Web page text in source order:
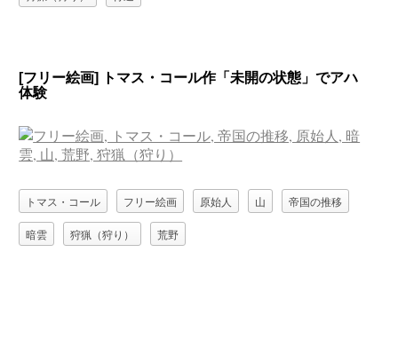
[フリー絵画] トマス・コール作「未開の状態」でアハ
体験
トマス・コール フリー絵画 原始人 山 帝国の推移
暗雲 狩猟（狩り） 荒野